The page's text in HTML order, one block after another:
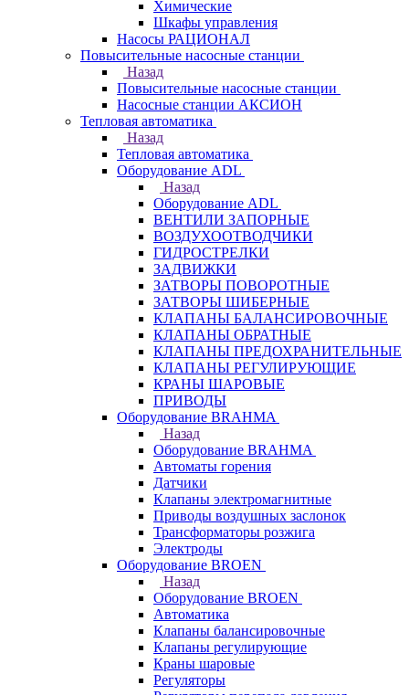
Химические
Шкафы управления
Насосы РАЦИОНАЛ
Повысительные насосные станции
Назад
Повысительные насосные станции
Насосные станции АКСИОН
Тепловая автоматика
Назад
Тепловая автоматика
Оборудование ADL
Назад
Оборудование ADL
ВЕНТИЛИ ЗАПОРНЫЕ
ВОЗДУХООТВОДЧИКИ
ГИДРОСТРЕЛКИ
ЗАДВИЖКИ
ЗАТВОРЫ ПОВОРОТНЫЕ
ЗАТВОРЫ ШИБЕРНЫЕ
КЛАПАНЫ БАЛАНСИРОВОЧНЫЕ
КЛАПАНЫ ОБРАТНЫЕ
КЛАПАНЫ ПРЕДОХРАНИТЕЛЬНЫЕ
КЛАПАНЫ РЕГУЛИРУЮЩИЕ
КРАНЫ ШАРОВЫЕ
ПРИВОДЫ
Оборудование BRAHMA
Назад
Оборудование BRAHMA
Автоматы горения
Датчики
Клапаны электромагнитные
Приводы воздушных заслонок
Трансформаторы розжига
Электроды
Оборудование BROEN
Назад
Оборудование BROEN
Автоматика
Клапаны балансировочные
Клапаны регулирующие
Краны шаровые
Регуляторы